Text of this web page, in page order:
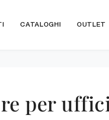
CATALOGHI OUTLET
per